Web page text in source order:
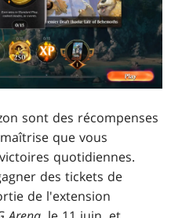
sont des récompenses
que vous
quotidiennes.
des tickets de
de l'extension